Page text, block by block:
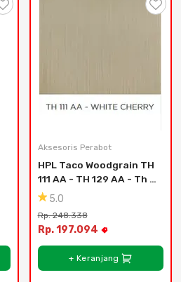
Aksesoris Perabot
HPL Taco Woodgrain TH
111 AA - TH 129 AA - Th
121 Aa - Clear Larch
5.0
Rp. 248.338
Rp. 197.094
+ Keranjang